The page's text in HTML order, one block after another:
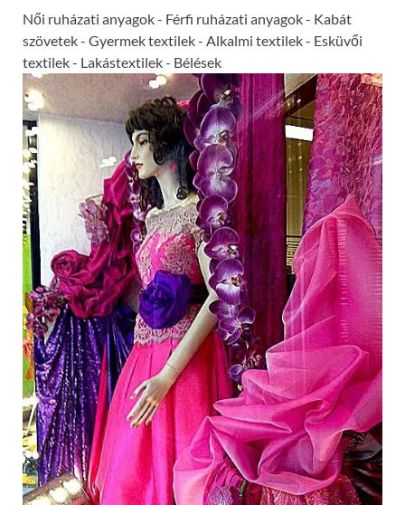
Női ruházati anyagok - Férfi ruházati anyagok - Kabát
szövetek - Gyermek textilek - Alkalmi textilek - Esküvői
textilek - Lakástextilek - Bélések